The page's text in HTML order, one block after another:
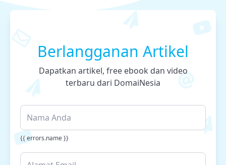
Berlangganan Artikel
Dapatkan artikel, free ebook dan video
terbaru dari DomaiNesia
{{ errors.name }}